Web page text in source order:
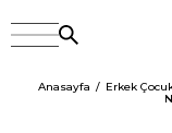
Anasayfa Erkek